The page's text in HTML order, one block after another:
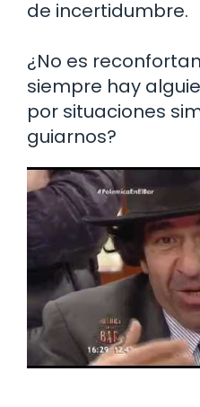
de incertidumbre.
¿No es
siempre hay
por situaciones
guiarnos?